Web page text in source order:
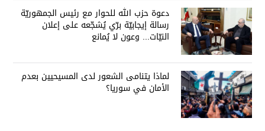
دعوة حزب الله للحوار مع رئيس الجمهوريّة
رسالة إيجابيّة برّي يُشجّعه على إعلان
النيّات... وعون لا يُمانع
لماذا يتنامى الشعور لدى المسيحيين بعدم
الأمان في سوريا؟